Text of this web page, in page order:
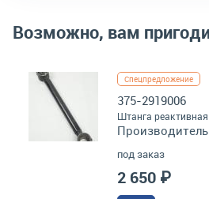
Возможно, вам
Спецпредложение
375-2919006
Штанга
под заказ
2 650 ₽